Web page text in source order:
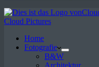
Cloud Pictures
Home
Fotografie
B&W
Architektur